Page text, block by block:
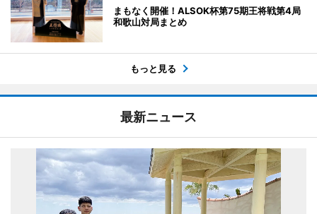
まもなく開催！ALSOK杯第75期王将戦第4局
和歌山対局まとめ
もっと見る
最新ニュース